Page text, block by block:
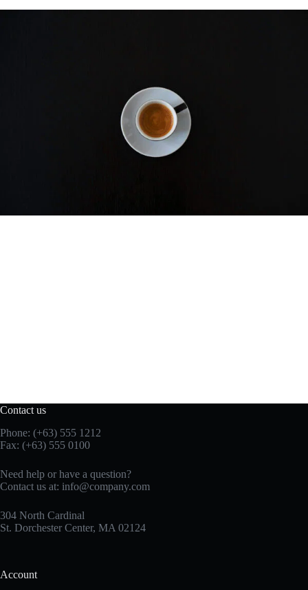
Contact us
Phone: (+63) 555 1212
Fax: (+63) 555 0100
Need help or have a question?
Contact us at: info@company.com
304 North Cardinal
St. Dorchester Center, MA 02124
Account